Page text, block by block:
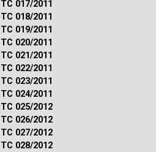
017/2011
018/2011
019/2011
020/2011
021/2011
022/2011
023/2011
024/2011
025/2012
026/2012
027/2012
028/2012